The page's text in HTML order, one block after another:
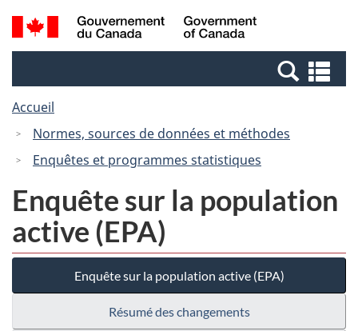
Passer
au
Passer
à
Canada
Recherche
et
et
Accueil
Normes, sources de données et méthodes
Enquêtes et programmes statistiques
Enquête sur la population
active (EPA)
Enquête sur la population active (EPA)
Résumé des changements